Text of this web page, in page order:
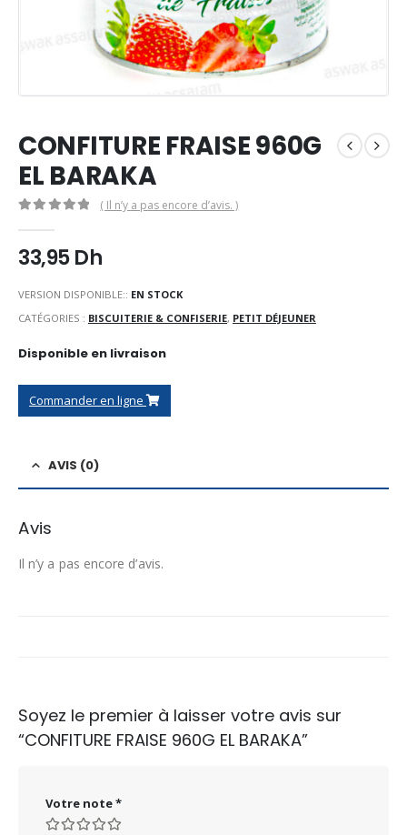
CONFITURE FRAISE 960G
EL BARAKA
( Il n’y a pas encore d’avis. )
33,95Dh
VERSION DISPONIBLE:: EN STOCK
CATÉGORIES : BISCUITERIE & CONFISERIE, PETIT DÉJEUNER
Disponible en livraison
Commander en ligne
AVIS (0)
Avis
Il n’y a pas encore d’avis.
Soyez le premier à laisser votre avis sur
“CONFITURE FRAISE 960G EL BARAKA”
Votre note*